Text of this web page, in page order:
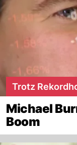
Trotz
Michael
Boom